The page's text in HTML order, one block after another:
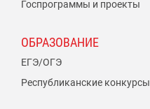
Госпрограммы и проекты
ОБРАЗОВАНИЕ
ЕГЭ/ОГЭ
Республиканские конкурсы